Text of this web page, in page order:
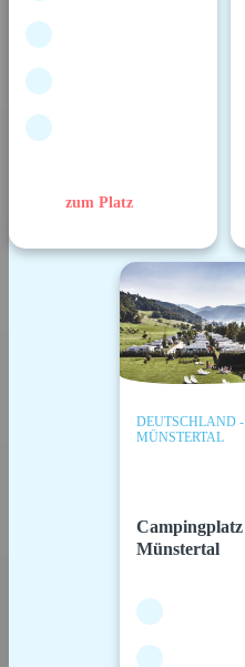
zum Platz
DEUTSCHLAND -
MÜNSTERTAL
Campingplatz
Münstertal